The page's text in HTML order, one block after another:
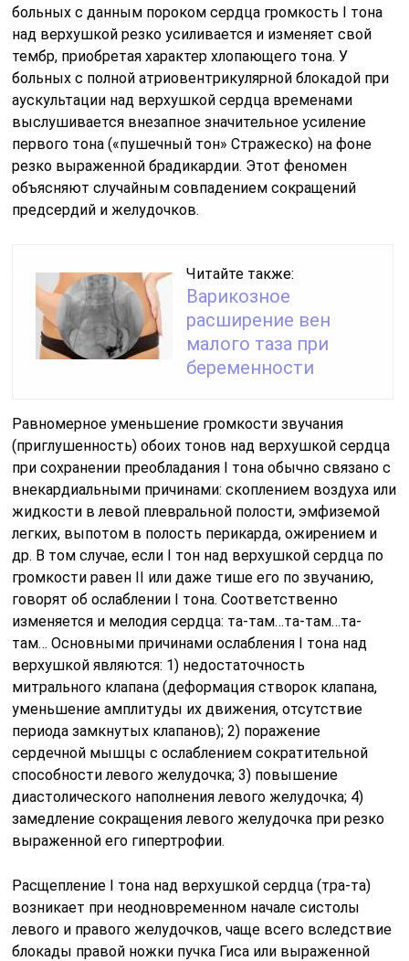
больных с данным пороком сердца громкость I тона
над верхушкой резко усиливается и изменяет свой
тембр, приобретая характер хлопающего тона. У
больных с полной атриовентрикулярной блокадой при
аускультации над верхушкой сердца временами
выслу­шивается внезапное значительное усиление
первого тона («пушечный тон» Стражеско) на фоне
резко выраженной брадикардии. Этот феномен
объясняют случайным совпадением сокращений
предсердий и желудочков.
Читайте также:
Варикозное
расширение вен
малого таза при
беременности
Равномерное уменьшение громкости звучания
(приглушенность) обоих тонов над верхушкой сердца
при сохранении преобладания I тона обычно связано с
внекардиальными причинами: скоплением воздуха или
жидкости в левой плевральной полости, эмфиземой
легких, выпотом в полость перикарда, ожирением и
др. В том случае, если I тон над верхушкой сердца по
громкости равен II или даже тише его по звучанию,
говорят об ослаблении I тона. Соответственно
изменяется и мелодия сердца: та-там…та-там…та-
там… Основными причинами ослабления I тона над
верхушкой являются: 1) недостаточ­ность
митрального клапана (деформация створок клапана,
уменьше­ние амплитуды их движения, отсутствие
периода замкнутых клапанов); 2) поражение
сердечной мышцы с ослаблением сократительной
способности левого желудочка; 3) повышение
диастолического наполнения левого желудочка; 4)
замедление сокращения левого желудочка при резко
выраженной его гипертрофии.
Расщепление I тона над верхушкой сердца (тра-та)
возникает при неодновременном начале систолы
левого и правого желудочков, чаще всего вследствие
блокады правой ножки пучка Гиса или выраженной